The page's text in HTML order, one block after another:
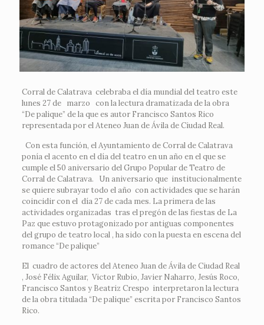
Corral de Calatrava celebraba el día mundial del teatro este
lunes 27 de marzo con la lectura dramatizada de la obra
“De palique” de la que es autor Francisco Santos Rico
representada por el Ateneo Juan de Ávila de Ciudad Real.
Con esta función, el Ayuntamiento de Corral de Calatrava
ponía el acento en el día del teatro en un año en el que se
cumple el 50 aniversario del Grupo Popular de Teatro de
Corral de Calatrava. Un aniversario que institucionalmente
se quiere subrayar todo el año con actividades que se harán
coincidir con el día 27 de cada mes. La primera de las
actividades organizadas tras el pregón de las fiestas de La
Paz que estuvo protagonizado por antiguas componentes
del grupo de teatro local , ha sido con la puesta en escena del
romance “De palique”
El cuadro de actores del Ateneo Juan de Ávila de Ciudad Real
, José Félix Aguilar, Victor Rubio, Javier Naharro, Jesús Roco,
Francisco Santos y Beatriz Crespo interpretaron la lectura
de la obra titulada “De palique” escrita por Francisco Santos
Rico.